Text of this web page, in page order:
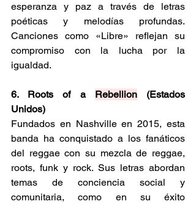
esperanza y paz a través de letras
poéticas y melodías profundas.
Canciones como «Libre» reflejan su
compromiso con la lucha por la
igualdad.
6. Roots of a Rebellion (Estados
Unidos)
Fundados en Nashville en 2015, esta
banda ha conquistado a los fanáticos
del reggae con su mezcla de reggae,
roots, funk y rock. Sus letras abordan
temas de conciencia social y
comunitaria, como en su éxito